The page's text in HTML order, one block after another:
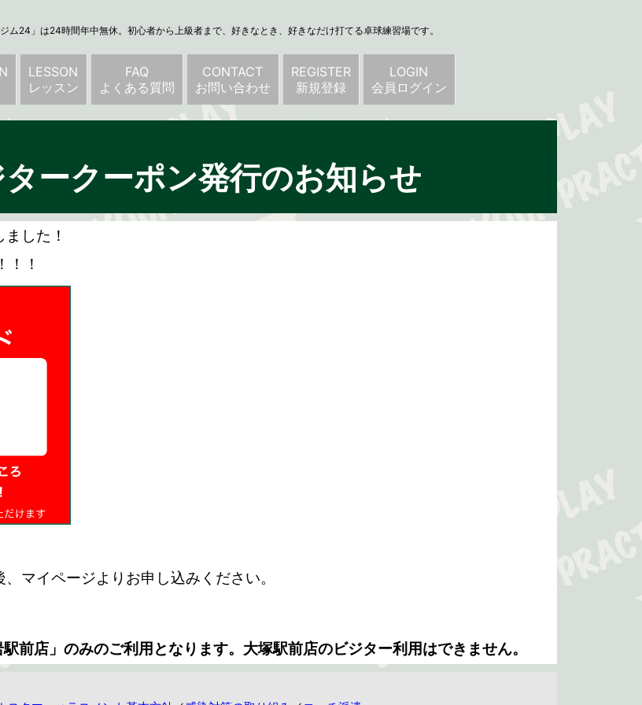
ジム24」は24時間年中無休。初心者から上級者まで、好きなとき、好きなだけ打てる卓球練習場です。
LESSON
レッスン
FAQ
よくある質問
CONTACT
お問い合わせ
REGISTER
新規登録
LOGIN
会員ログイン
ークーポン発行のお知らせ
した！
！！
マイページよりお申し込みください。
前店」のみのご利用となります。大塚駅前店のビジター利用はできません。